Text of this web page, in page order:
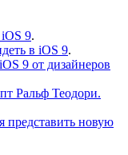
9.
в iOS 9.
9 от дизайнеров
Ральф Теодори.
представить новую